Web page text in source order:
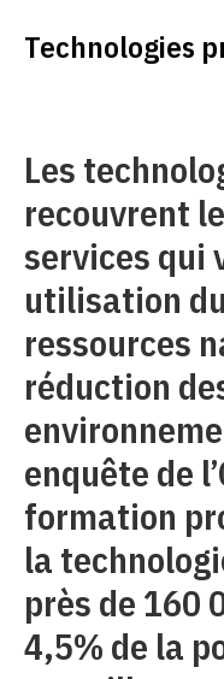
Technologies
Les
recouvrent
services qui
utilisation
ressources
réduction
enquête de
formation
la
près de 160
4,5% de la